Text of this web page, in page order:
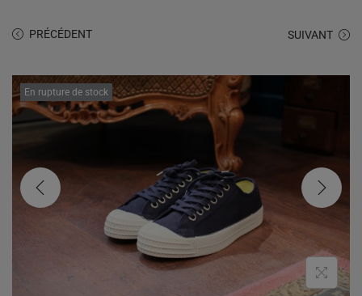
PRÉCÉDENT SUIVANT
En rupture de stock